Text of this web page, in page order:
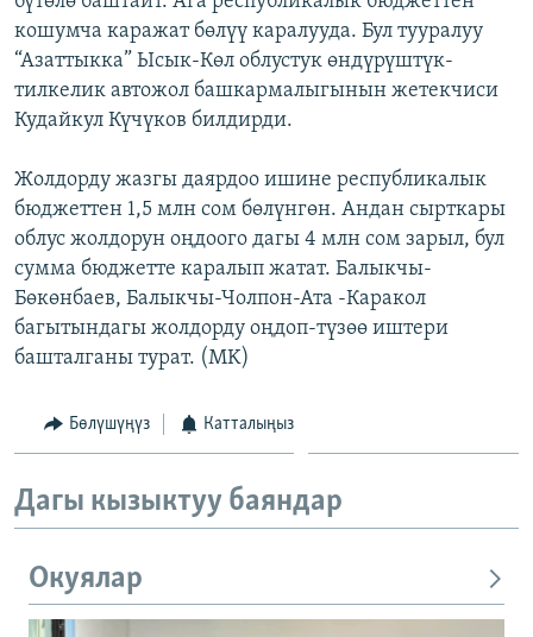
ЭЖЕ-СИҢДИЛЕР
ОНЛАЙН ШЕРИНЕ
ЭЕ/АРнун бардык сайттары
кошумча каражат бөлүү каралууда. Бул тууралуу
“Азаттыкка” Ысык-Көл облустук өндүрүштүк-
тилкелик автожол башкармалыгынын жетекчиси
Кудайкул Күчүков билдирди.
Жолдорду жазгы даярдоо ишине республикалык
бюджеттен 1,5 млн сом бөлүнгөн. Андан сырткары
облус жолдорун оңдоого дагы 4 млн сом зарыл, бул
сумма бюджетте каралып жатат. Балыкчы-
Бөкөнбаев, Балыкчы-Чолпон-Ата -Каракол
багытындагы жолдорду оңдоп-түзөө иштери
башталганы турат. (MK)
Бөлүшүңүз Катталыңыз
Дагы кызыктуу баяндар
Окуялар